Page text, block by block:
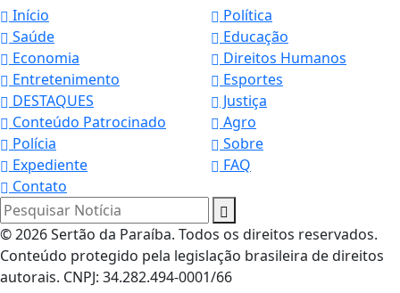
Início
Política
Saúde
Educação
Economia
Direitos Humanos
Entretenimento
Esportes
DESTAQUES
Justiça
Conteúdo Patrocinado
Agro
Polícia
Sobre
Expediente
FAQ
Contato
Pesquisar Notícia
© 2026 Sertão da Paraíba. Todos os direitos reservados.
Conteúdo protegido pela legislação brasileira de direitos
autorais. CNPJ: 34.282.494-0001/66